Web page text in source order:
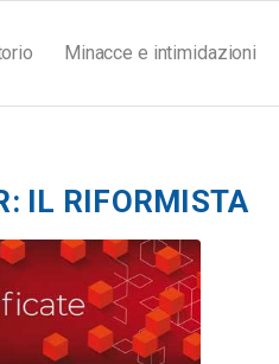
Minacce e intimidazioni
IL RIFORMISTA